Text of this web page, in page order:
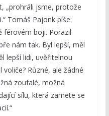
„prohráli jsme, protože
Tomáš Pajonk píše:
férovém boji. Porazil
nám tak. Byl lepší, měl
lepší lidi, uvěřitelnou
voliče? Různé, ale žádné
zoufalé, možná
sílu, která zamete se